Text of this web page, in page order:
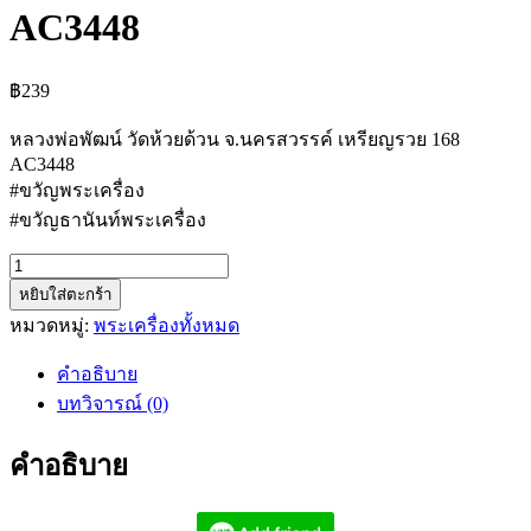
AC3448
฿239
หลวงพ่อพัฒน์ วัดห้วยด้วน จ.นครสวรรค์ เหรียญรวย 168
AC3448
#ขวัญพระเครื่อง
#ขวัญธานันท์พระเครื่อง
จำนวน
หลวง
พ่อ
จ.นครสวรรค์
หยิบใส่ตะกร้า
หมวดหมู่: พระเครื่องทั้งหมด
คำอธิบาย
บทวิจารณ์ (0)
คำอธิบาย